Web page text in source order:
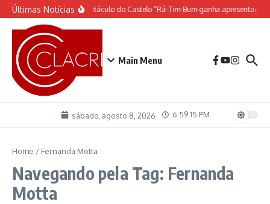
Ir para o conteúdo
Últimas NotíciasO espetáculo do Castelo “Rá-Tim-Bum ganha apresentação
Main Menu
sábado, agosto 8, 2026 6:59:16 PM
Home / Fernanda Motta
Navegando pela Tag: Fernanda
Motta